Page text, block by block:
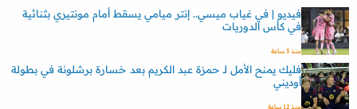
فيديو | في غياب ميسي.. إنتر ميامي يسقط أمام مونتيري بثنائية
في كأس الدوريات
منذ 3 ساعة
فليك يمنح الأمل لـ حمزة عبد الكريم بعد خسارة برشلونة في بطولة
أوديني
منذ 12 ساعة